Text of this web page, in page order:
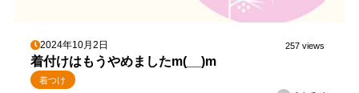
2024年10月2日 257 views
着付けはもうやめましたm(__)m
着つけ